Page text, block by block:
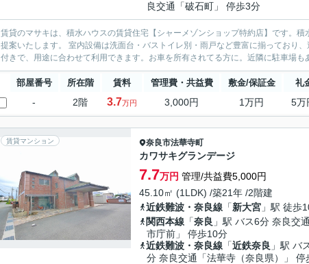
良交通「破石町」 停歩3分
賃貸のマサキは、積水ハウスの賃貸住宅【シャーメゾンショップ特約店】です。
提案いたします。 室内設備は洗面台・バストイレ別・雨戸など豊富に揃っており
付きで、用途に合わせて利用できます。お車を所有されてる方に。近隣に駐車場
部屋番号 所在階 賃料 管理費・共益費 敷金/保証金 礼
- 2階 3.7万円 3,000円 1万円 5万
賃貸マンション 奈良市法華寺町
カワサキグランデージ
7.7万円 管理/共益費5,000円
45.10㎡ (1LDK) /築21年 /2階建
近鉄難波・奈良線 「新大宮 」駅 徒歩
関西本線 「奈良 」駅 バス6分 奈良交
市庁前」 停歩10分
近鉄難波・奈良線 「近鉄奈良 」駅 バ
分 奈良交通「法華寺（奈良県）」 停